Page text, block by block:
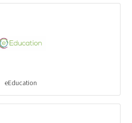
eEducation